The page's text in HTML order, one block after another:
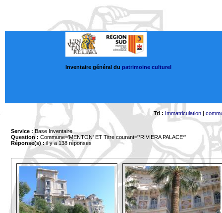
Inventaire général du patrimoine culturel
Tri : Immatriculation|
Service : Base Inventaire
Question : Commune='MENTON' ET Titre courant='*RIVIERA PALACE*'
Réponse(s) :il y a 138 réponses